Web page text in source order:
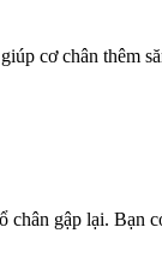
cơ chân thêm
gập lại. Bạn